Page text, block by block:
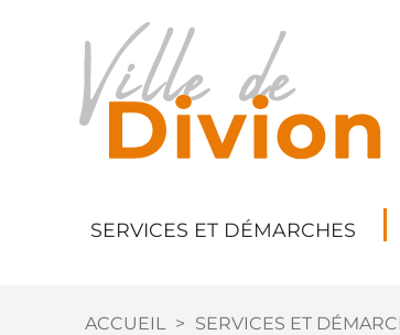
SERVICES ET DÉMARCHES
ACCUEIL > SERVICES ET